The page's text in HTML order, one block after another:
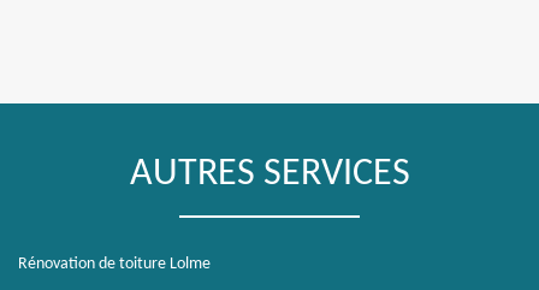
AUTRES SERVICES
Rénovation de toiture Lolme